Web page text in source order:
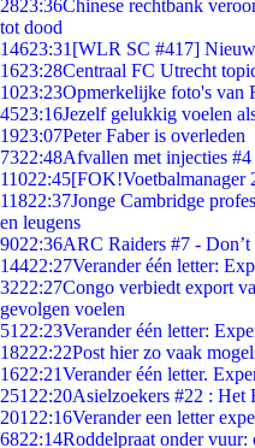
2823:36Chinese rechtbank
tot dood
14623:31 [WLR SC #417]
1623:28Centraal FC Utrecht
1023:23Opmerkelijke foto's van
4523:16Jezelf gelukkig voelen
1923:07Peter Faber is overleden
7322:48Afvallen met injecties #4
11022:45[FOK!Voetbalmanager
11822:37Jonge Cambridge
en leugens
9022:36ARC Raiders #7 -
14422:27Verander één letter:
3222:27Congo verbiedt export
gevolgen voelen
51 22:23Verander één letter:
18222:22Post hier zo vaak
1622:21Verander één letter.
251 22:20Asielzoekers #22 : Het
201 22:16Verander een letter
6822:14Roddelpraat onder vuur: